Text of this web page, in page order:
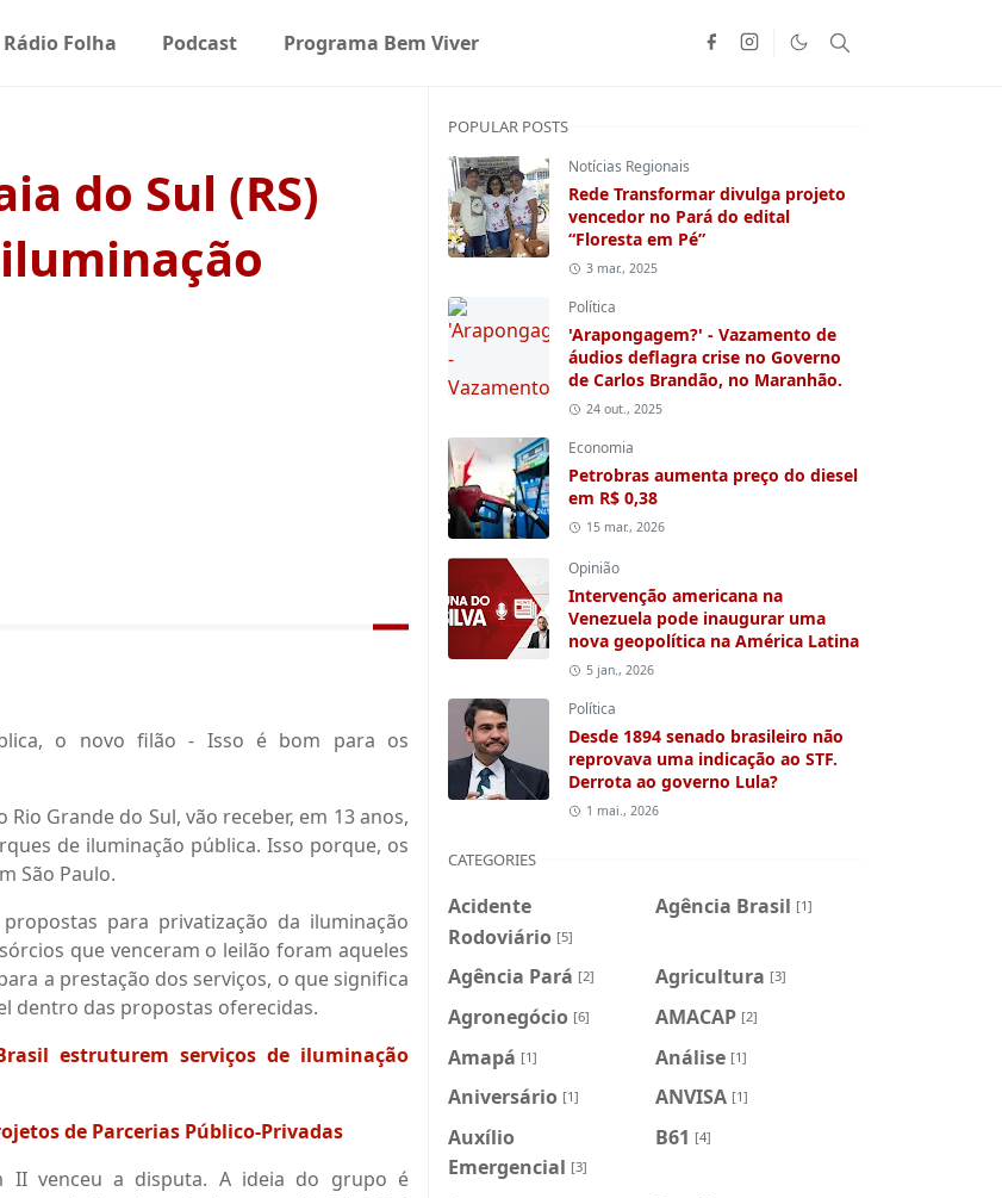
Rádio Folha Podcast Programa Bem Viver
do Sul (RS)
Grande do Sul, vão receber, em 13 anos,
de iluminação pública. Isso porque, os
São Paulo.
para privatização da iluminação
que venceram o leilão foram aqueles
a prestação dos serviços, o que significa
dentro das propostas oferecidas.
estruturem serviços de iluminação
de Parcerias Público-Privadas
II venceu a disputa. A ideia do grupo é
POPULAR POSTS
Notícias Regionais
Rede Transformar divulga projeto
vencedor no Pará do edital
“Floresta em Pé”
3 mar., 2025
Política
'Arapongagem?' - Vazamento de
áudios deflagra crise no Governo
de Carlos Brandão, no Maranhão.
24 out., 2025
Economia
Petrobras aumenta preço do diesel
em R$ 0,38
15 mar., 2026
Opinião
Intervenção americana na
Venezuela pode inaugurar uma
nova geopolítica na América Latina
5 jan., 2026
Política
Desde 1894 senado brasileiro não
reprovava uma indicação ao STF.
Derrota ao governo Lula?
1 mai., 2026
CATEGORIES
Acidente
Rodoviário [5]
Agência Brasil [1]
Agência Pará [2] Agricultura [3]
Agronegócio [6] AMACAP [2]
Amapá [1] Análise [1]
Aniversário [1] ANVISA [1]
Auxílio
Emergencial [3]
B61 [4]